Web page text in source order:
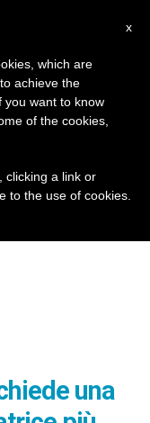
una
x
which are
achieve the
you want to know
of the cookies,
clicking a link or
to the use of cookies.